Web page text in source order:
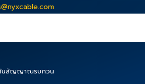
นสัญญาณรบกวน